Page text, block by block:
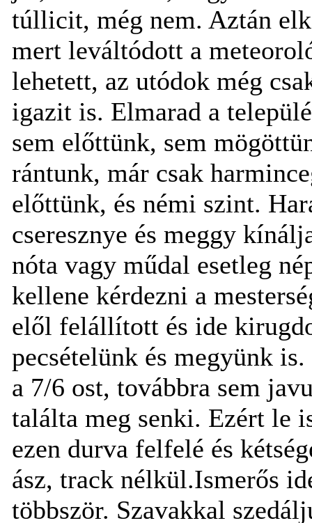
túllicit, még nem. Aztán
mert leváltódott a
lehetett, az utódok még
igazit is. Elmarad a
sem előttünk, sem
rántunk, már csak
előttünk, és némi szint.
cseresznye és meggy
nóta vagy műdal esetleg
kellene kérdezni a
elől felállított és ide
pecsételünk és megyünk
a 7/6 ost, továbbra sem
találta meg senki. Ezért le
ezen durva felfelé és
ász, track nélkül.Ismerős
többször. Szavakkal